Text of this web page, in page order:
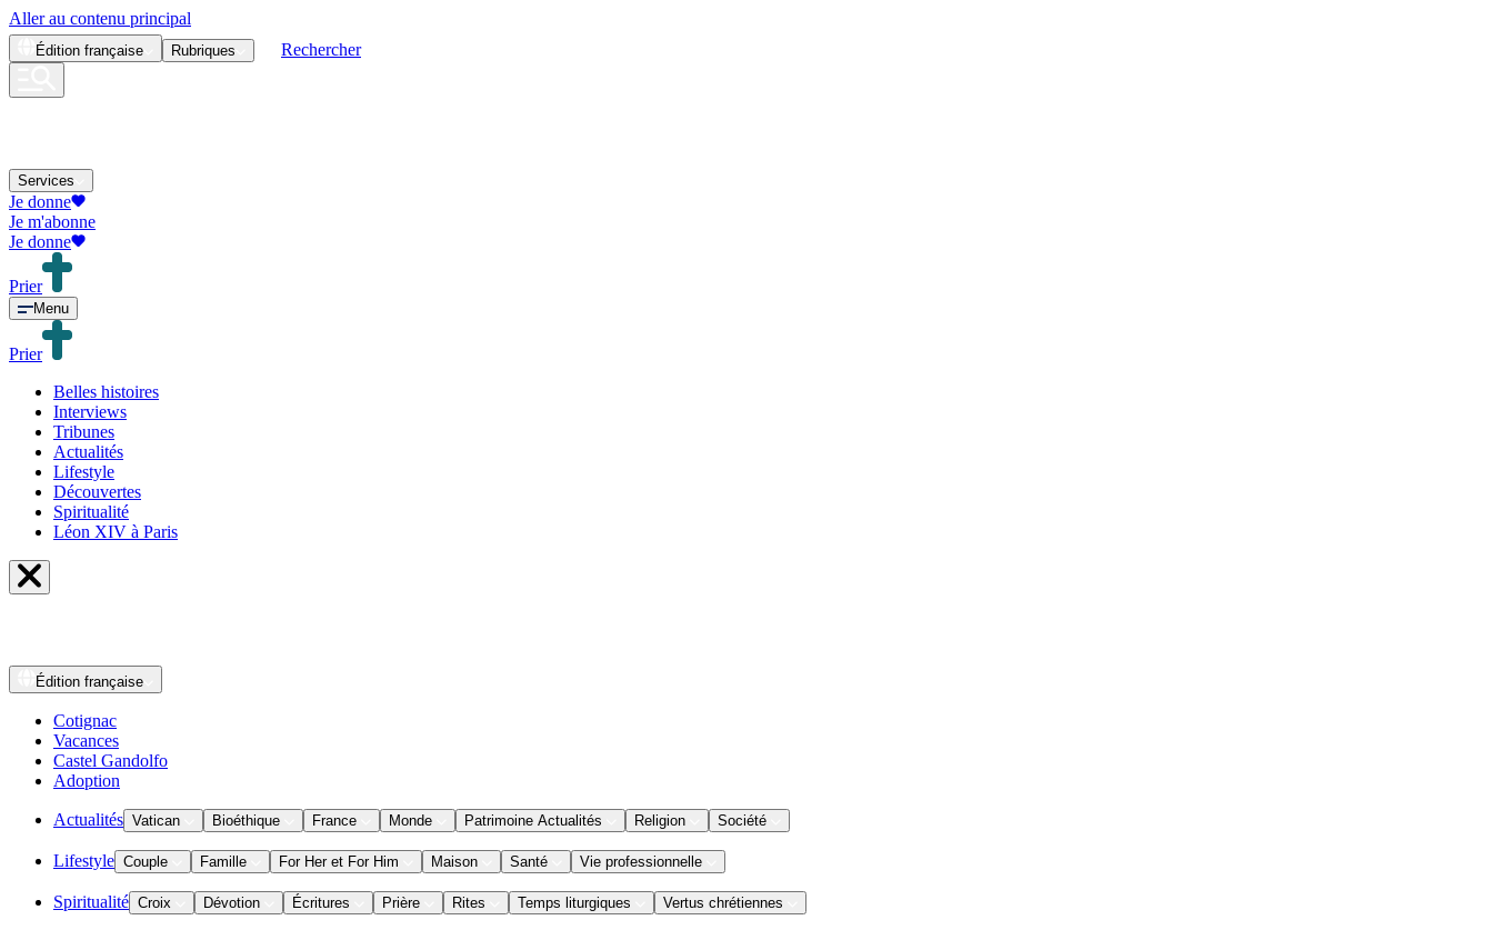
Aller au contenu principal
Édition française Rubriques Rechercher
Services
Je donne
Je m'abonne
Je donne
Prier
Menu
Prier
Belles histoires
Interviews
Tribunes
Actualités
Lifestyle
Découvertes
Spiritualité
Léon XIV à Paris
Édition française
Cotignac
Vacances
Castel Gandolfo
Adoption
Actualités Vatican Bioéthique France Monde Patrimoine Actualités Religion Société
Lifestyle Couple Famille For Her et For Him Maison Santé Vie professionnelle
Spiritualité Croix Dévotion Écritures Prière Rites Temps liturgiques Vertus chrétiennes